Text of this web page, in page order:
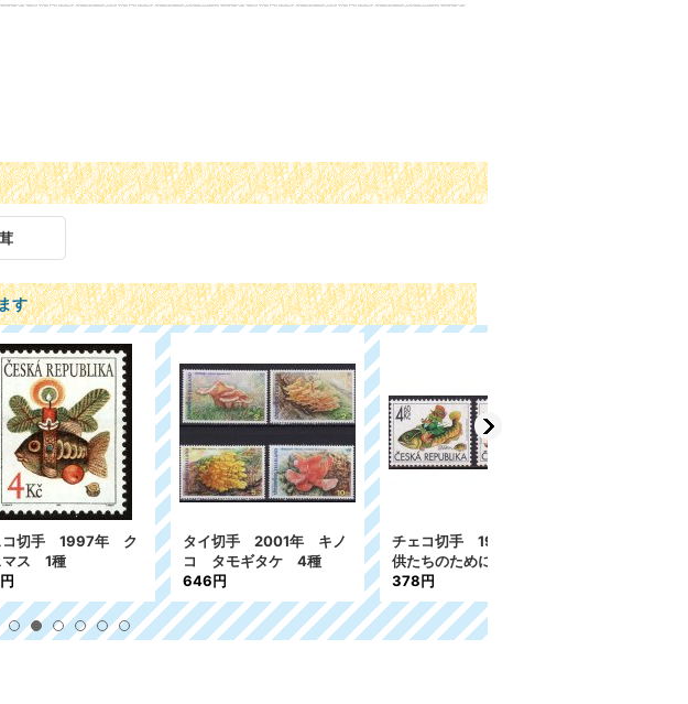
す
キノ
種
チェコ切手 1998年 子
供たちのために 2種
チェコ切手 2025年 イ
ースター 鳥 1種